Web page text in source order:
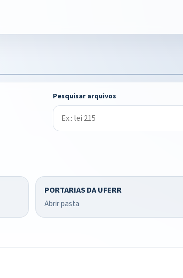
Pesquisar arquivos
PORTARIAS DA UFERR
Abrir pasta